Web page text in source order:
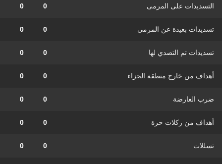
التسديدات على المرمى 0
0
تسديدات بعيدة عن المرمى 0
0
تسديدات تم التصدي لها 0
0
أهداف من خارج منطقة الجزاء 0
0
ضرب العارضة 0
0
أهداف من ركلات حرة 0
0
تسللات 0
0